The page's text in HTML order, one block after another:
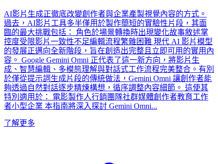
AI影片生成正徹底改變創作者與企業產製視覺內容的方式。
過去，AI影片工具多半僅用於製作簡短的實驗性片段，其面
臨的最大挑戰包括： 角色於場景轉換時出現變化故事敘述掌
控度受限影片一致性不足編輯流程繁雜困難 現代 AI 影片模型
的發展正邁向全新階段，旨在創造出完整且立即可用的實用內
容。 Google Gemini Omni 正代表了這一新方向，將影片生
成、智慧編輯、多模態理解與對話式工作流程完美整合。有別
於僅從提示詞生成片段的傳統做法，Gemini Omni 讓創作者能
夠透過自然對話逐步精煉構想，循序調整內容細節。 這使其
特別適用於： 電影製作人行銷團隊社群媒體創作者教育工作
者小型企業 本指南將深入探討 Gemini Omni...
了解更多